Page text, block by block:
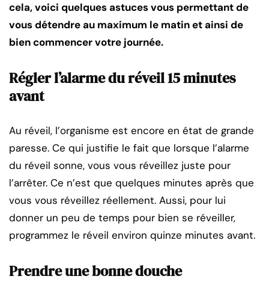
cela, voici quelques astuces vous permettant de
vous détendre au maximum le matin et ainsi de
bien commencer votre journée.
Régler l’alarme du réveil 15 minutes
avant
Au réveil, l’organisme est encore en état de grande
paresse. Ce qui justifie le fait que lorsque l’alarme
du réveil sonne, vous vous réveillez juste pour
l’arrêter. Ce n’est que quelques minutes après que
vous vous réveillez réellement. Aussi, pour lui
donner un peu de temps pour bien se réveiller,
programmez le réveil environ quinze minutes avant.
Prendre une bonne douche